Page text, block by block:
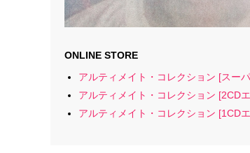
ONLINE STORE
アルティメイト・コレクション [スー
アルティメイト・コレクション [2CD
アルティメイト・コレクション [1CD